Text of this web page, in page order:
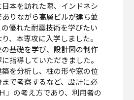
本を訪れた際、インドネシ
りながら高層ビルが建ち並
優れた耐震技術を学びたい
、本専攻に入学しました。
基礎を学び、設計図の制作
指導していただきました。
を分析し、柱の形や窓の位
で考察するなど、設計に必
」の考え方であり、利用者の